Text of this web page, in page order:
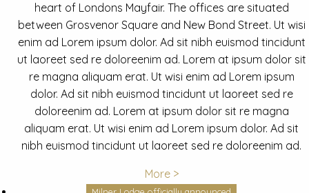
heart of Londons Mayfair. The offices are situated
between Grosvenor Square and New Bond Street. Ut wisi
enim ad Lorem ipsum dolor. Ad sit nibh euismod tincidunt
ut laoreet sed re doloreenim ad. Lorem at ipsum dolor sit
re magna aliquam erat. Ut wisi enim ad Lorem ipsum
dolor. Ad sit nibh euismod tincidunt ut laoreet sed re
doloreenim ad. Lorem at ipsum dolor sit re magna
aliquam erat. Ut wisi enim ad Lorem ipsum dolor. Ad sit
nibh euismod tincidunt ut laoreet sed re doloreenim ad.
More >